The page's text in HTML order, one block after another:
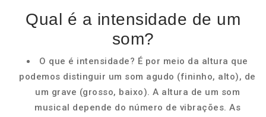
Qual é a intensidade de um
som?
O que é intensidade? É por meio da altura que
podemos distinguir um som agudo (fininho, alto), de
um grave (grosso, baixo). A altura de um som
musical depende do número de vibrações. As